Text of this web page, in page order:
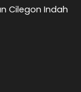
Cilegon Indah